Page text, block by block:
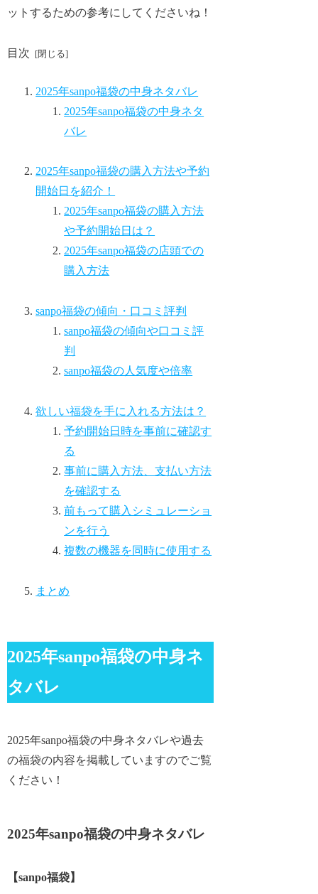
ットするための参考にしてくださいね！
目次
2025年sanpo福袋の中身ネタバレ
2025年sanpo福袋の中身ネタ
バレ
2025年sanpo福袋の購入方法や予約
開始日を紹介！
2025年sanpo福袋の購入方法
や予約開始日は？
2025年sanpo福袋の店頭での
購入方法
sanpo福袋の傾向・口コミ評判
sanpo福袋の傾向や口コミ評
判
sanpo福袋の人気度や倍率
欲しい福袋を手に入れる方法は？
予約開始日時を事前に確認す
る
事前に購入方法、支払い方法
を確認する
前もって購入シミュレーショ
ンを行う
複数の機器を同時に使用する
まとめ
2025年sanpo福袋の中身ネ
タバレ
2025年sanpo福袋の中身ネタバレや過去
の福袋の内容を掲載していますのでご覧
ください！
2025年sanpo福袋の中身ネタバレ
【sanpo福袋】